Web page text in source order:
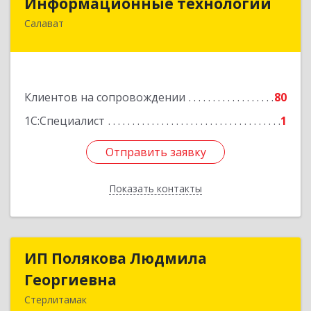
Салават
Клиентов на сопровождении
80
1С:Специалист
1
Отправить заявку
Показать контакты
Отправить заявку
Назад
ИП Полякова Людмила
Георгиевна
Стерлитамак
ИП Полякова Людмила